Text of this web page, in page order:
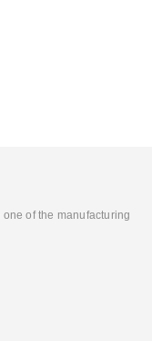
of the manufacturing